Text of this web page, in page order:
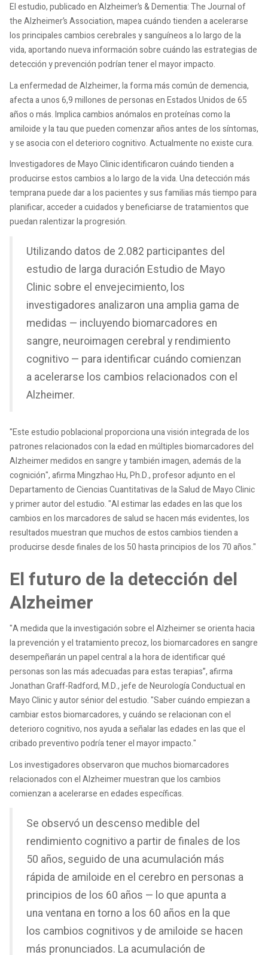
El estudio, publicado en Alzheimer’s & Dementia: The Journal of
the Alzheimer’s Association, mapea cuándo tienden a acelerarse
los principales cambios cerebrales y sanguíneos a lo largo de la
vida, aportando nueva información sobre cuándo las estrategias de
detección y prevención podrían tener el mayor impacto.
La enfermedad de Alzheimer, la forma más común de demencia,
afecta a unos 6,9 millones de personas en Estados Unidos de 65
años o más. Implica cambios anómalos en proteínas como la
amiloide y la tau que pueden comenzar años antes de los síntomas,
y se asocia con el deterioro cognitivo. Actualmente no existe cura.
Investigadores de Mayo Clinic identificaron cuándo tienden a
producirse estos cambios a lo largo de la vida. Una detección más
temprana puede dar a los pacientes y sus familias más tiempo para
planificar, acceder a cuidados y beneficiarse de tratamientos que
puedan ralentizar la progresión.
Utilizando datos de 2.082 participantes del
estudio de larga duración Estudio de Mayo
Clinic sobre el envejecimiento, los
investigadores analizaron una amplia gama de
medidas — incluyendo biomarcadores en
sangre, neuroimagen cerebral y rendimiento
cognitivo — para identificar cuándo comienzan
a acelerarse los cambios relacionados con el
Alzheimer.
"Este estudio poblacional proporciona una visión integrada de los
patrones relacionados con la edad en múltiples biomarcadores del
Alzheimer medidos en sangre y también imagen, además de la
cognición", afirma Mingzhao Hu, Ph.D., profesor adjunto en el
Departamento de Ciencias Cuantitativas de la Salud de Mayo Clinic
y primer autor del estudio. "Al estimar las edades en las que los
cambios en los marcadores de salud se hacen más evidentes, los
resultados muestran que muchos de estos cambios tienden a
producirse desde finales de los 50 hasta principios de los 70 años."
El futuro de la detección del
Alzheimer
"A medida que la investigación sobre el Alzheimer se orienta hacia
la prevención y el tratamiento precoz, los biomarcadores en sangre
desempeñarán un papel central a la hora de identificar qué
personas son las más adecuadas para estas terapias”, afirma
Jonathan Graff-Radford, M.D., jefe de Neurología Conductual en
Mayo Clinic y autor sénior del estudio. "Saber cuándo empiezan a
cambiar estos biomarcadores, y cuándo se relacionan con el
deterioro cognitivo, nos ayuda a señalar las edades en las que el
cribado preventivo podría tener el mayor impacto."
Los investigadores observaron que muchos biomarcadores
relacionados con el Alzheimer muestran que los cambios
comienzan a acelerarse en edades específicas.
Se observó un descenso medible del
rendimiento cognitivo a partir de finales de los
50 años, seguido de una acumulación más
rápida de amiloide en el cerebro en personas a
principios de los 60 años — lo que apunta a
una ventana en torno a los 60 años en la que
los cambios cognitivos y de amiloide se hacen
más pronunciados. La acumulación de